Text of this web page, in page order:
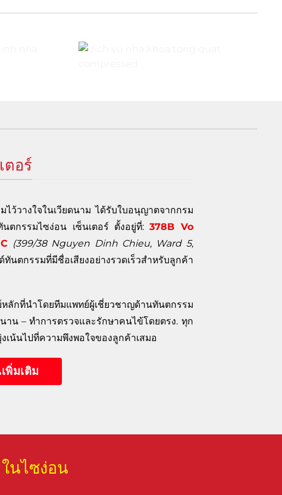
ตอร์
ว้วางใจในเวียดนาม ได้รับใบอนุญาตจากกรม
ตกรรมไซง่อน เซ็นเตอร์ ตั้งอยู่ที่:378B Vo
(399/38 Nguyen Dinh Chieu, Ward 5,
นตกรรมที่มีชื่อเสียงอย่างรวดเร็วสำหรับลูกค้า
กที่นำโดยทีมแพทย์ผู้เชี่ยวชาญด้านทันตกรรม
น – ทำการตรวจและรักษาคนไข้โดยตรง. ทุก
เน้นไปที่ความพึงพอใจของลูกค้าเสมอ
พิ่มเติม
นไซง่อน